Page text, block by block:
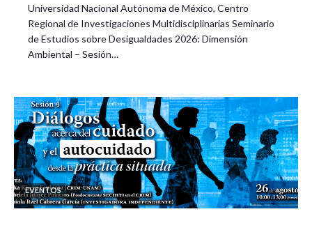
Universidad Nacional Autónoma de México, Centro
Regional de Investigaciones Multidisciplinarias Seminario
de Estudios sobre Desigualdades 2026: Dimensión
Ambiental – Sesión…
EVENTOS